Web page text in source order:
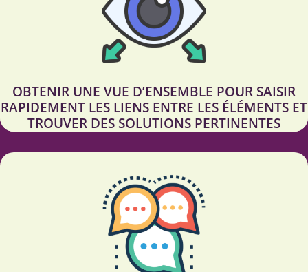
OBTENIR UNE VUE D’ENSEMBLE POUR SAISIR
RAPIDEMENT LES LIENS ENTRE LES ÉLÉMENTS ET
TROUVER DES SOLUTIONS PERTINENTES